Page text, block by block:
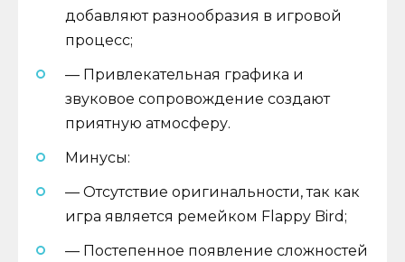
добавляют разнообразия в игровой
процесс;
— Привлекательная графика и
звуковое сопровождение создают
приятную атмосферу.
Минусы:
— Отсутствие оригинальности, так как
игра является ремейком Flappy Bird;
— Постепенное появление сложностей